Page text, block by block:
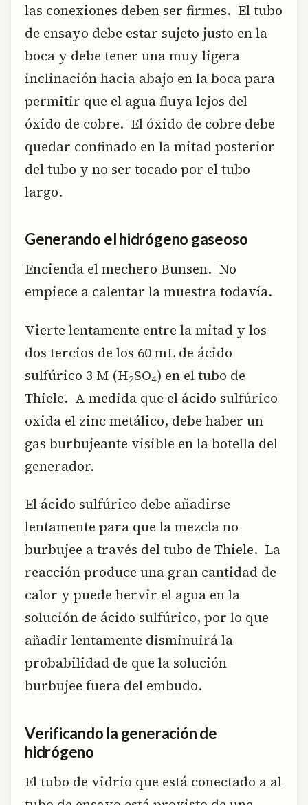
las conexiones deben ser firmes. El tubo
de ensayo debe estar sujeto justo en la
boca y debe tener una muy ligera
inclinación hacia abajo en la boca para
permitir que el agua fluya lejos del
óxido de cobre. El óxido de cobre debe
quedar confinado en la mitad posterior
del tubo y no ser tocado por el tubo
largo.
Generando el hidrógeno gaseoso
Encienda el mechero Bunsen. No
empiece a calentar la muestra todavía.
Vierte lentamente entre la mitad y los
dos tercios de los 60 mL de ácido
sulfúrico 3 M (H2SO4) en el tubo de
Thiele. A medida que el ácido sulfúrico
oxida el zinc metálico, debe haber un
gas burbujeante visible en la botella del
generador.
El ácido sulfúrico debe añadirse
lentamente para que la mezcla no
burbujee a través del tubo de Thiele. La
reacción produce una gran cantidad de
calor y puede hervir el agua en la
solución de ácido sulfúrico, por lo que
añadir lentamente disminuirá la
probabilidad de que la solución
burbujee fuera del embudo.
Verificando la generación de
hidrógeno
El tubo de vidrio que está conectado a al